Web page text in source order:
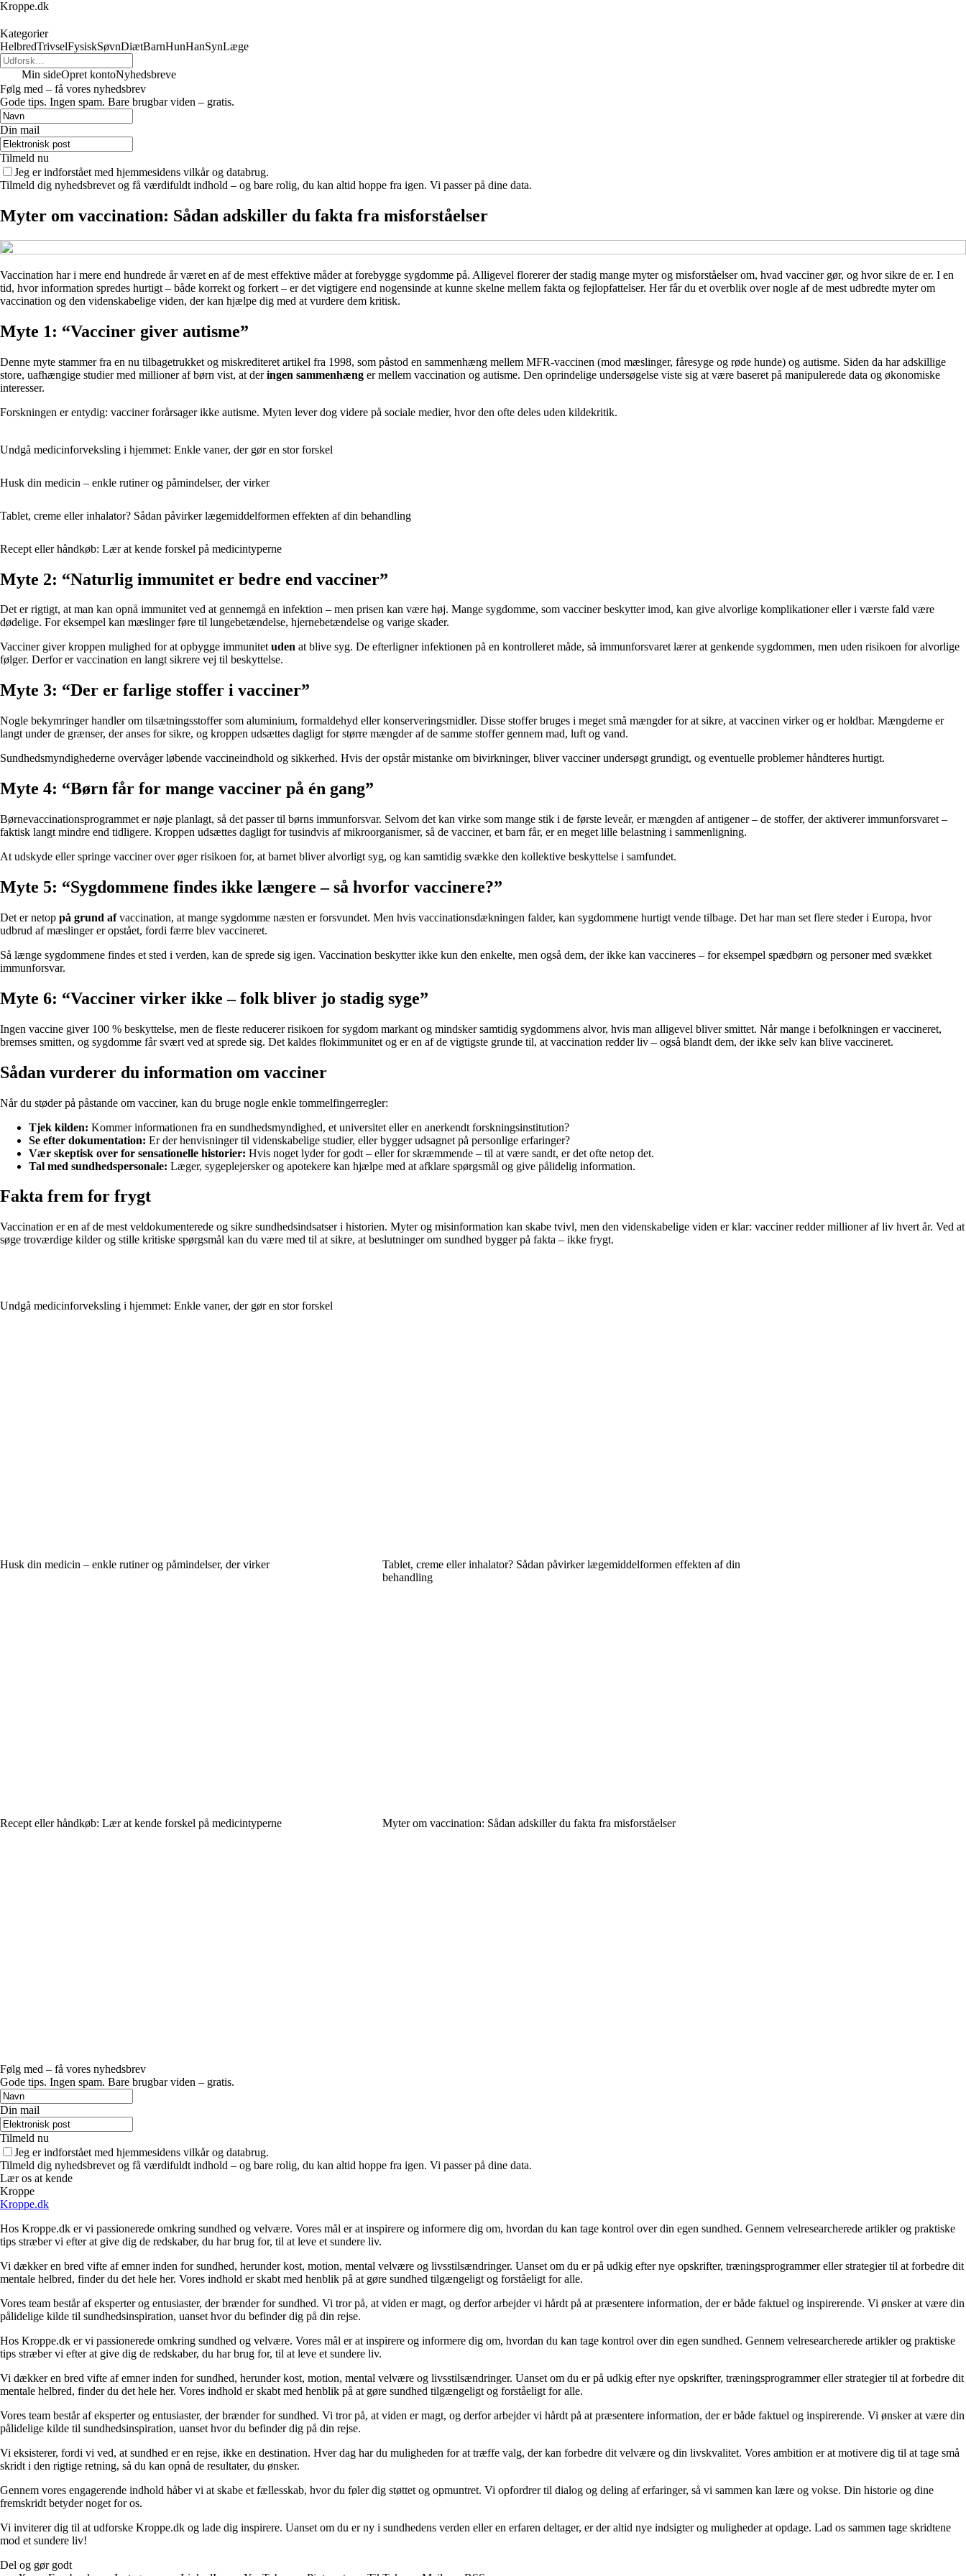
Kroppe.dk
Kategorier
HelbredTrivselFysiskSøvnDiætBarnHunHanSynLæge
Min sideOpret kontoNyhedsbreve
Følg med – få vores nyhedsbrev
Gode tips. Ingen spam. Bare brugbar viden – gratis.
Din mail
Tilmeld nu
Jeg er indforstået med hjemmesidens vilkår og databrug.
Tilmeld dig nyhedsbrevet og få værdifuldt indhold – og bare rolig, du kan altid hoppe fra igen. Vi passer på dine data.
Myter om vaccination: Sådan adskiller du fakta fra misforståelser
Vaccination har i mere end hundrede år været en af de mest effektive måder at forebygge sygdomme på. Alligevel florerer der stadig mange myter og misforståelser om, hvad vacciner gør, og hvor sikre de er. I en
tid, hvor information spredes hurtigt – både korrekt og forkert – er det vigtigere end nogensinde at kunne skelne mellem fakta og fejlopfattelser. Her får du et overblik over nogle af de mest udbredte myter om
vaccination og den videnskabelige viden, der kan hjælpe dig med at vurdere dem kritisk.
Myte 1: “Vacciner giver autisme”
Denne myte stammer fra en nu tilbagetrukket og miskrediteret artikel fra 1998, som påstod en sammenhæng mellem MFR-vaccinen (mod mæslinger, fåresyge og røde hunde) og autisme. Siden da har adskillige
store, uafhængige studier med millioner af børn vist, at deringen sammenhæng er mellem vaccination og autisme. Den oprindelige undersøgelse viste sig at være baseret på manipulerede data og økonomiske
interesser.
Forskningen er entydig: vacciner forårsager ikke autisme. Myten lever dog videre på sociale medier, hvor den ofte deles uden kildekritik.
Undgå medicinforveksling i hjemmet: Enkle vaner, der gør en stor forskel
Husk din medicin – enkle rutiner og påmindelser, der virker
Tablet, creme eller inhalator? Sådan påvirker lægemiddelformen effekten af din behandling
Recept eller håndkøb: Lær at kende forskel på medicin­typerne
Myte 2: “Naturlig immunitet er bedre end vacciner”
Det er rigtigt, at man kan opnå immunitet ved at gennemgå en infektion – men prisen kan være høj. Mange sygdomme, som vacciner beskytter imod, kan give alvorlige komplikationer eller i værste fald være
dødelige. For eksempel kan mæslinger føre til lungebetændelse, hjernebetændelse og varige skader.
Vacciner giver kroppen mulighed for at opbygge immunitetuden at blive syg. De efterligner infektionen på en kontrolleret måde, så immunforsvaret lærer at genkende sygdommen, men uden risikoen for alvorlige
følger. Derfor er vaccination en langt sikrere vej til beskyttelse.
Myte 3: “Der er farlige stoffer i vacciner”
Nogle bekymringer handler om tilsætningsstoffer som aluminium, formaldehyd eller konserveringsmidler. Disse stoffer bruges i meget små mængder for at sikre, at vaccinen virker og er holdbar. Mængderne er
langt under de grænser, der anses for sikre, og kroppen udsættes dagligt for større mængder af de samme stoffer gennem mad, luft og vand.
Sundhedsmyndighederne overvåger løbende vaccineindhold og sikkerhed. Hvis der opstår mistanke om bivirkninger, bliver vacciner undersøgt grundigt, og eventuelle problemer håndteres hurtigt.
Myte 4: “Børn får for mange vacciner på én gang”
Børnevaccinationsprogrammet er nøje planlagt, så det passer til børns immunforsvar. Selvom det kan virke som mange stik i de første leveår, er mængden af antigener – de stoffer, der aktiverer immunforsvaret –
faktisk langt mindre end tidligere. Kroppen udsættes dagligt for tusindvis af mikroorganismer, så de vacciner, et barn får, er en meget lille belastning i sammenligning.
At udskyde eller springe vacciner over øger risikoen for, at barnet bliver alvorligt syg, og kan samtidig svække den kollektive beskyttelse i samfundet.
Myte 5: “Sygdommene findes ikke længere – så hvorfor vaccinere?”
Det er netop på grund afvaccination, at mange sygdomme næsten er forsvundet. Men hvis vaccinationsdækningen falder, kan sygdommene hurtigt vende tilbage. Det har man set flere steder i Europa, hvor
udbrud af mæslinger er opstået, fordi færre blev vaccineret.
Så længe sygdommene findes et sted i verden, kan de sprede sig igen. Vaccination beskytter ikke kun den enkelte, men også dem, der ikke kan vaccineres – for eksempel spædbørn og personer med svækket
immunforsvar.
Myte 6: “Vacciner virker ikke – folk bliver jo stadig syge”
Ingen vaccine giver 100 % beskyttelse, men de fleste reducerer risikoen for sygdom markant og mindsker samtidig sygdommens alvor, hvis man alligevel bliver smittet. Når mange i befolkningen er vaccineret,
bremses smitten, og sygdomme får svært ved at sprede sig. Det kaldes flokimmunitet og er en af de vigtigste grunde til, at vaccination redder liv – også blandt dem, der ikke selv kan blive vaccineret.
Sådan vurderer du information om vacciner
Når du støder på påstande om vacciner, kan du bruge nogle enkle tommelfingerregler:
Tjek kilden: Kommer informationen fra en sundhedsmyndighed, et universitet eller en anerkendt forskningsinstitution?
Se efter dokumentation: Er der henvisninger til videnskabelige studier, eller bygger udsagnet på personlige erfaringer?
Vær skeptisk over for sensationelle historier: Hvis noget lyder for godt – eller for skræmmende – til at være sandt, er det ofte netop det.
Tal med sundhedspersonale: Læger, sygeplejersker og apotekere kan hjælpe med at afklare spørgsmål og give pålidelig information.
Fakta frem for frygt
Vaccination er en af de mest veldokumenterede og sikre sundhedsindsatser i historien. Myter og misinformation kan skabe tvivl, men den videnskabelige viden er klar: vacciner redder millioner af liv hvert år. Ved at
søge troværdige kilder og stille kritiske spørgsmål kan du være med til at sikre, at beslutninger om sundhed bygger på fakta – ikke frygt.
Undgå medicinforveksling i hjemmet: Enkle vaner, der gør en stor forskel
Husk din medicin – enkle rutiner og påmindelser, der virker
Tablet, creme eller inhalator? Sådan påvirker lægemiddelformen effekten af din
behandling
Recept eller håndkøb: Lær at kende forskel på medicin­typerne Myter om vaccination: Sådan adskiller du fakta fra misforståelser
Følg med – få vores nyhedsbrev
Gode tips. Ingen spam. Bare brugbar viden – gratis.
Din mail
Tilmeld nu
Jeg er indforstået med hjemmesidens vilkår og databrug.
Tilmeld dig nyhedsbrevet og få værdifuldt indhold – og bare rolig, du kan altid hoppe fra igen. Vi passer på dine data.
Lær os at kende
Kroppe
Kroppe.dk
Hos Kroppe.dk er vi passionerede omkring sundhed og velvære. Vores mål er at inspirere og informere dig om, hvordan du kan tage kontrol over din egen sundhed. Gennem velresearcherede artikler og praktiske
tips stræber vi efter at give dig de redskaber, du har brug for, til at leve et sundere liv.
Vi dækker en bred vifte af emner inden for sundhed, herunder kost, motion, mental velvære og livsstilsændringer. Uanset om du er på udkig efter nye opskrifter, træningsprogrammer eller strategier til at forbedre dit
mentale helbred, finder du det hele her. Vores indhold er skabt med henblik på at gøre sundhed tilgængeligt og forståeligt for alle.
Vores team består af eksperter og entusiaster, der brænder for sundhed. Vi tror på, at viden er magt, og derfor arbejder vi hårdt på at præsentere information, der er både faktuel og inspirerende. Vi ønsker at være din
pålidelige kilde til sundhedsinspiration, uanset hvor du befinder dig på din rejse.
Hos Kroppe.dk er vi passionerede omkring sundhed og velvære. Vores mål er at inspirere og informere dig om, hvordan du kan tage kontrol over din egen sundhed. Gennem velresearcherede artikler og praktiske
tips stræber vi efter at give dig de redskaber, du har brug for, til at leve et sundere liv.
Vi dækker en bred vifte af emner inden for sundhed, herunder kost, motion, mental velvære og livsstilsændringer. Uanset om du er på udkig efter nye opskrifter, træningsprogrammer eller strategier til at forbedre dit
mentale helbred, finder du det hele her. Vores indhold er skabt med henblik på at gøre sundhed tilgængeligt og forståeligt for alle.
Vores team består af eksperter og entusiaster, der brænder for sundhed. Vi tror på, at viden er magt, og derfor arbejder vi hårdt på at præsentere information, der er både faktuel og inspirerende. Vi ønsker at være din
pålidelige kilde til sundhedsinspiration, uanset hvor du befinder dig på din rejse.
Vi eksisterer, fordi vi ved, at sundhed er en rejse, ikke en destination. Hver dag har du muligheden for at træffe valg, der kan forbedre dit velvære og din livskvalitet. Vores ambition er at motivere dig til at tage små
skridt i den rigtige retning, så du kan opnå de resultater, du ønsker.
Gennem vores engagerende indhold håber vi at skabe et fællesskab, hvor du føler dig støttet og opmuntret. Vi opfordrer til dialog og deling af erfaringer, så vi sammen kan lære og vokse. Din historie og dine
fremskridt betyder noget for os.
Vi inviterer dig til at udforske Kroppe.dk og lade dig inspirere. Uanset om du er ny i sundhedens verden eller en erfaren deltager, er der altid nye indsigter og muligheder at opdage. Lad os sammen tage skridtene
mod et sundere liv!
Del og gør godt